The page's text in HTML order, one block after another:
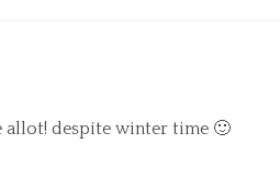
allot! despite winter time 🙂